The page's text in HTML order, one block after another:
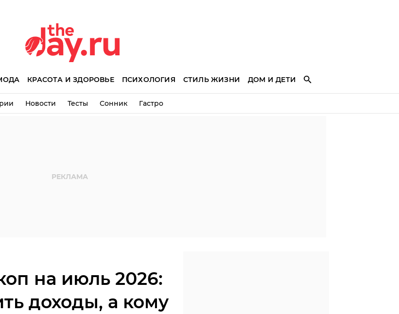
КРАСОТА И ЗДОРОВЬЕ ПСИХОЛОГИЯ СТИЛЬ ЖИЗНИ ДОМ И ДЕТИ
Новости Тесты Сонник Гастро
на июль 2026:
доходы, а кому